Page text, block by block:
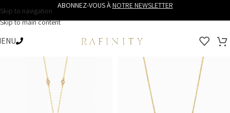
Skip to navigation
Skip to main content
ABONNEZ-VOUS ÀNOTRE NEWSLETTER